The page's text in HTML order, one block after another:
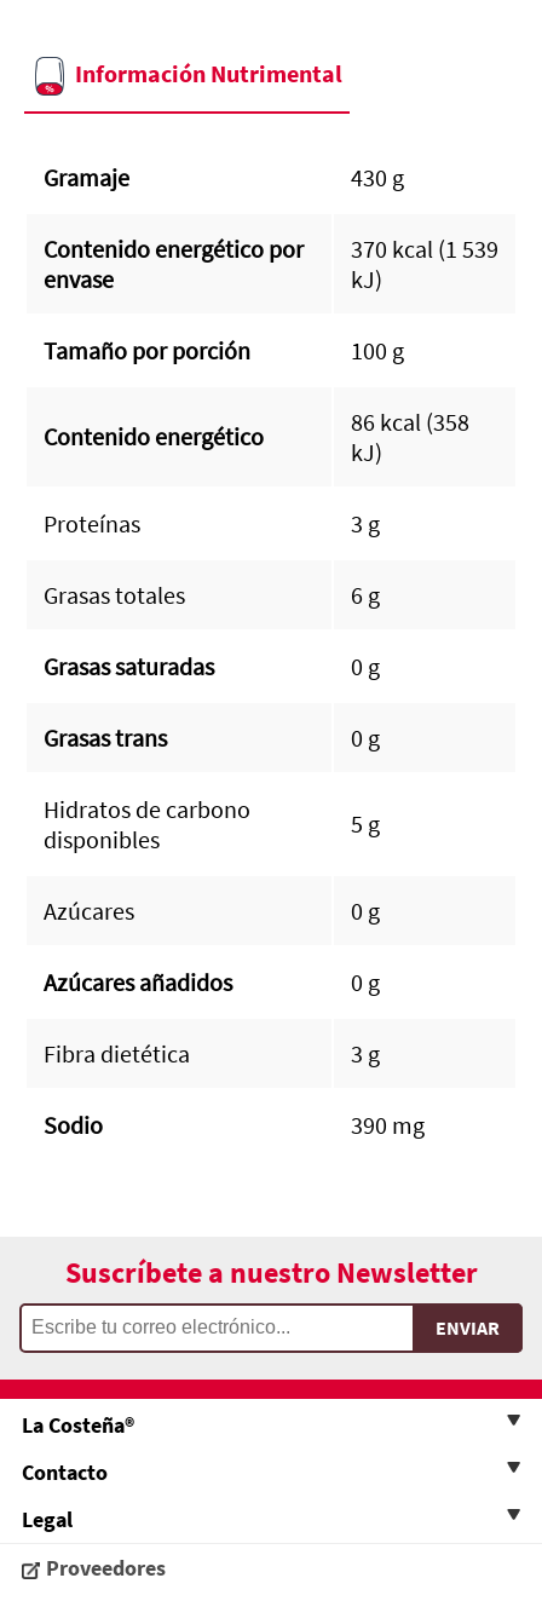
Información Nutrimental
Gramaje 430 g
Contenido energético por
envase
370 kcal (1 539
kJ)
Tamaño por porción 100 g
Contenido energético
86 kcal (358
kJ)
Proteínas 3 g
Grasas totales 6 g
Grasas saturadas 0 g
Grasas trans 0 g
Hidratos de carbono
disponibles
5 g
Azúcares 0 g
Azúcares añadidos 0 g
Fibra dietética 3 g
Sodio 390 mg
Suscríbete a nuestro Newsletter
La Costeña®
Contacto
Legal
Proveedores